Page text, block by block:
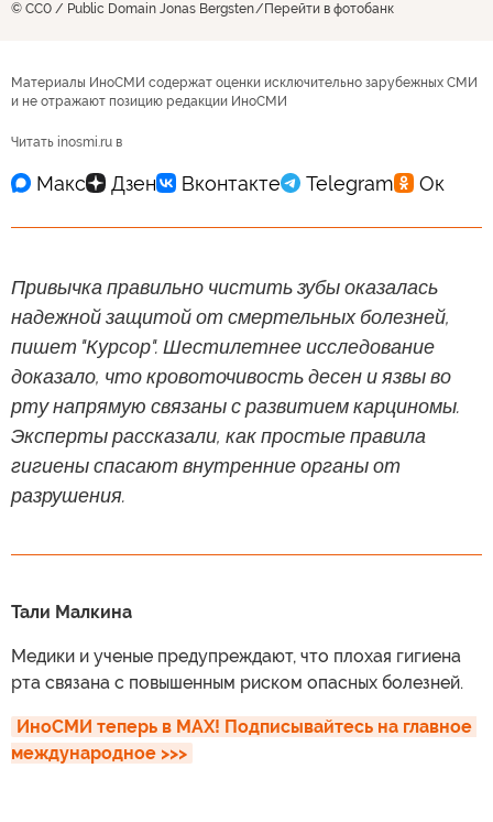
© CC0 / Public Domain Jonas Bergsten Перейти в фотобанк
Материалы ИноСМИ содержат оценки исключительно зарубежных СМИ
и не отражают позицию редакции ИноСМИ
Читать inosmi.ru в
Привычка правильно чистить зубы оказалась
надежной защитой от смертельных болезней,
пишет "Курсор". Шестилетнее исследование
доказало, что кровоточивость десен и язвы во
рту напрямую связаны с развитием карциномы.
Эксперты рассказали, как простые правила
гигиены спасают внутренние органы от
разрушения.
Тали Малкина
Медики и ученые предупреждают, что плохая гигиена
рта связана с повышенным риском опасных болезней.
ИноСМИ теперь в MAX! Подписывайтесь на главное
международное >>>